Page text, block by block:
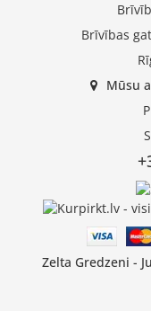
Brīvības
Mūsu
Zelta Gredzeni -